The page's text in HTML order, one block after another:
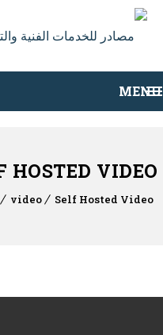
MENU
HOSTED VIDEO
video Self Hosted Video